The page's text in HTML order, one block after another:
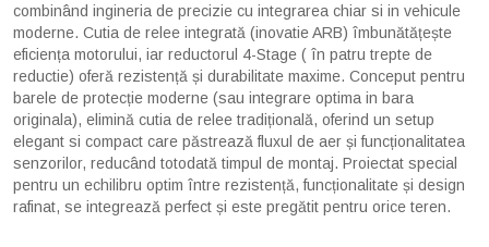
combinând ingineria de precizie cu integrarea chiar si in vehicule
moderne. Cutia de relee integrată (inovatie ARB) îmbunătățește
eficiența motorului, iar reductorul 4-Stage ( în patru trepte de
reductie) oferă rezistență și durabilitate maxime. Conceput pentru
barele de protecție moderne (sau integrare optima in bara
originala), elimină cutia de relee tradițională, oferind un setup
elegant si compact care păstrează fluxul de aer și funcționalitatea
senzorilor, reducând totodată timpul de montaj. Proiectat special
pentru un echilibru optim între rezistență, funcționalitate și design
rafinat, se integrează perfect și este pregătit pentru orice teren.